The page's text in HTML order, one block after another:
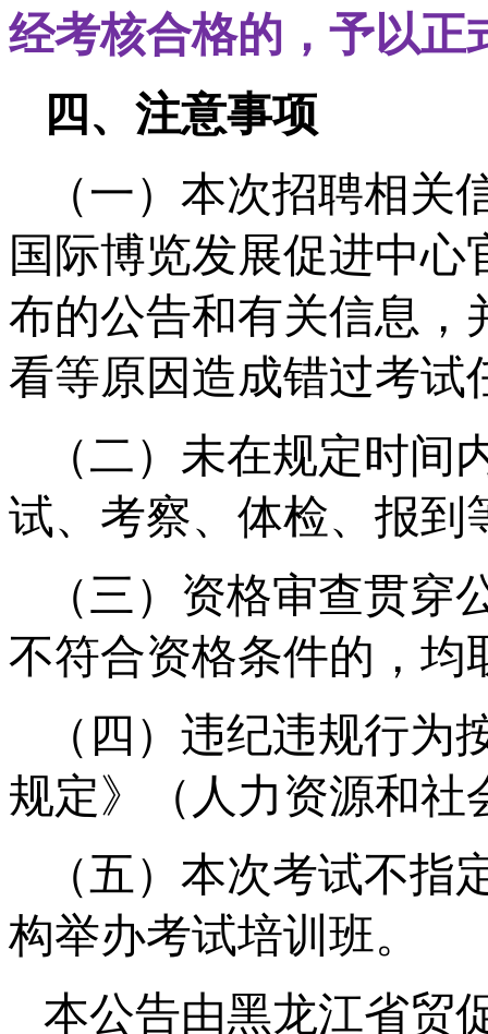
经考核合格的，予以正
四、注意事项
（一）本次招聘相
国际博览发展促进中
布的公告和有关信息，
看等原因造成错过考试
（二）未在规定时
试、考察、体检、报到
（三）资格审查贯
不符合资格条件的，均
（四）违纪违规行
规定》（人力资源和社
（五）本次考试不
构举办考试培训班。
本公告由黑龙江省贸